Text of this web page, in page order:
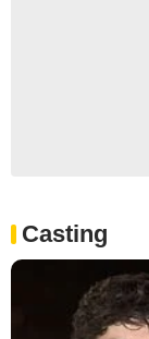
Casting